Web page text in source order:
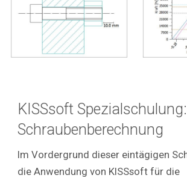
KISSsoft Spezialschulung:
Schraubenberechnung
Im Vordergrund dieser eintägigen
die Anwendung von KISSsoft für die